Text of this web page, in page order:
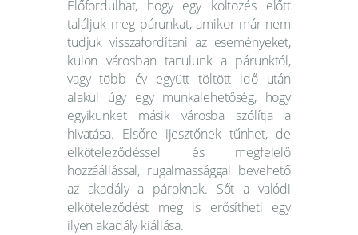
Előfordulhat, hogy egy költözés előtt
találjuk meg párunkat, amikor már nem
tudjuk visszafordítani az eseményeket,
külön városban tanulunk a párunktól,
vagy több év együtt töltött idő után
alakul úgy egy munkalehetőség, hogy
egyikünket másik városba szólítja a
hivatása. Elsőre ijesztőnek tűnhet, de
elköteleződéssel és megfelelő
hozzáállással, rugalmassággal bevehető
az akadály a pároknak. Sőt a valódi
elköteleződést meg is erősítheti egy
ilyen akadály kiállása.